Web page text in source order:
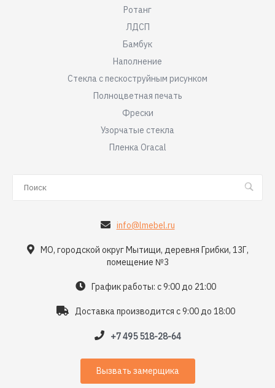
Ротанг
ЛДСП
Бамбук
Наполнение
Стекла с пескоструйным рисунком
Полноцветная печать
Фрески
Узорчатые стекла
Пленка Oracal
info@lmebel.ru
МО, городской округ Мытищи, деревня Грибки, 13Г,
помещение №3
График работы: с 9:00 до 21:00
Доставка производится с 9:00 до 18:00
+7 495 518-28-64
Вызвать замерщика